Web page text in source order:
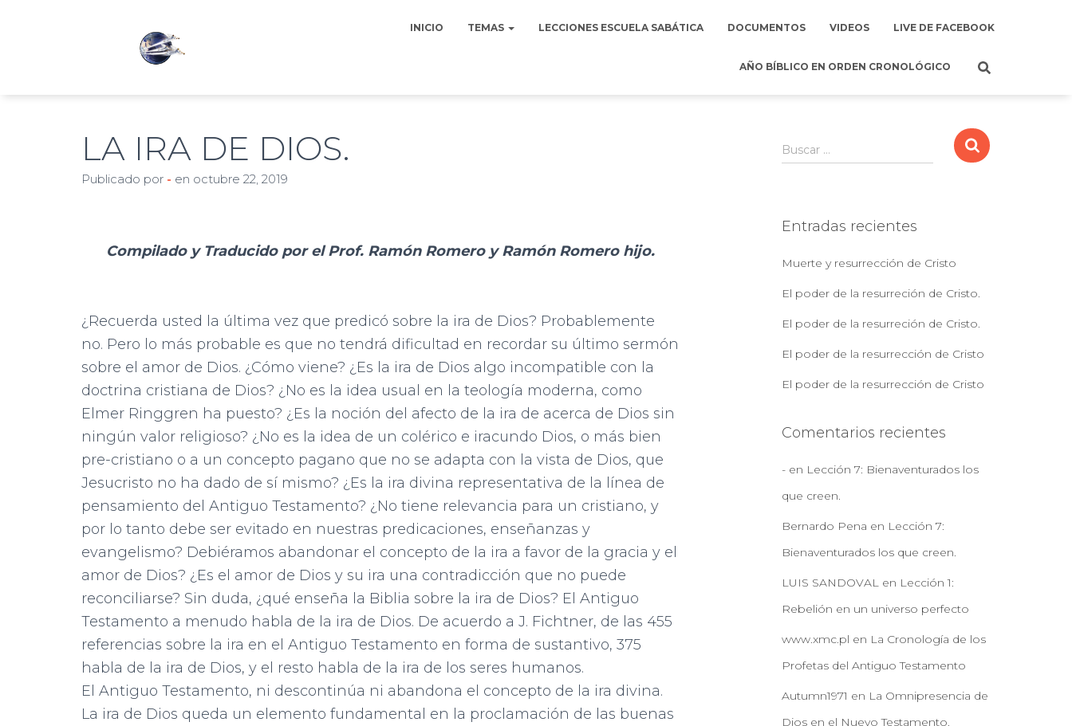
INICIO TEMAS LECCIONES ESCUELA SABÁTICA DOCUMENTOS VIDEOS LIVE DE FACEBOOK
AÑO BÍBLICO EN ORDEN CRONOLÓGICO
LA IRA DE DIOS.
Publicado por - en octubre 22, 2019
Compilado y Traducido por el Prof. Ramón Romero y Ramón Romero hijo.
¿Recuerda usted la última vez que predicó sobre la ira de Dios? Probablemente
no. Pero lo más probable es que no tendrá dificultad en recordar su último sermón
sobre el amor de Dios. ¿Cómo viene? ¿Es la ira de Dios algo incompatible con la
doctrina cristiana de Dios? ¿No es la idea usual en la teología moderna, como
Elmer Ringgren ha puesto? ¿Es la noción del afecto de la ira de acerca de Dios sin
ningún valor religioso? ¿No es la idea de un colérico e iracundo Dios, o más bien
pre-cristiano o a un concepto pagano que no se adapta con la vista de Dios, que
Jesucristo no ha dado de sí mismo? ¿Es la ira divina representativa de la línea de
pensamiento del Antiguo Testamento? ¿No tiene relevancia para un cristiano, y
por lo tanto debe ser evitado en nuestras predicaciones, enseñanzas y
evangelismo? Debiéramos abandonar el concepto de la ira a favor de la gracia y el
amor de Dios? ¿Es el amor de Dios y su ira una contradicción que no puede
reconciliarse? Sin duda, ¿qué enseña la Biblia sobre la ira de Dios? El Antiguo
Testamento a menudo habla de la ira de Dios. De acuerdo a J. Fichtner, de las 455
referencias sobre la ira en el Antiguo Testamento en forma de sustantivo, 375
habla de la ira de Dios, y el resto habla de la ira de los seres humanos.
El Antiguo Testamento, ni descontinúa ni abandona el concepto de la ira divina.
La ira de Dios queda un elemento fundamental en la proclamación de las buenas
B
u
r
Buscar …
Entradas recientes
Muerte y resurrección de Cristo
El poder de la resurreción de Cristo.
El poder de la resurreción de Cristo.
El poder de la resurrección de Cristo
El poder de la resurrección de Cristo
Comentarios recientes
-en Lección 7: Bienaventurados los
que creen.
Bernardo Pena en Lección 7:
Bienaventurados los que creen.
LUIS SANDOVALen Lección 1:
Rebelión en un universo perfecto
www.xmc.pl en La Cronología de los
Profetas del Antiguo Testamento
Autumn1971 en La Omnipresencia de
Dios en el Nuevo Testamento.